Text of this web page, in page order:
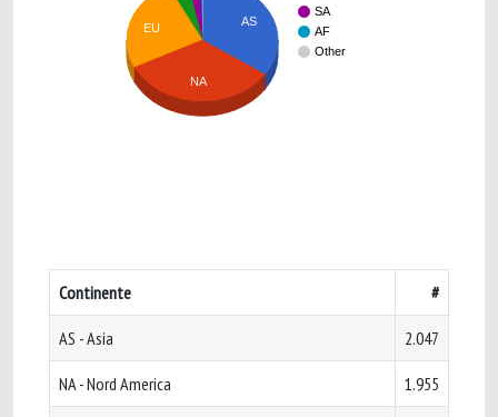
SA
AF
Other
AS
EU
NA
Continente #
AS - Asia 2.047
NA - Nord America 1.955